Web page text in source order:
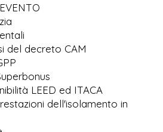
del decreto CAM
LEED ed ITACA
dell'isolamento in